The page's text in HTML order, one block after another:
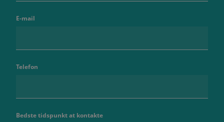
E-mail
Telefon
Bedste tidspunkt at kontakte